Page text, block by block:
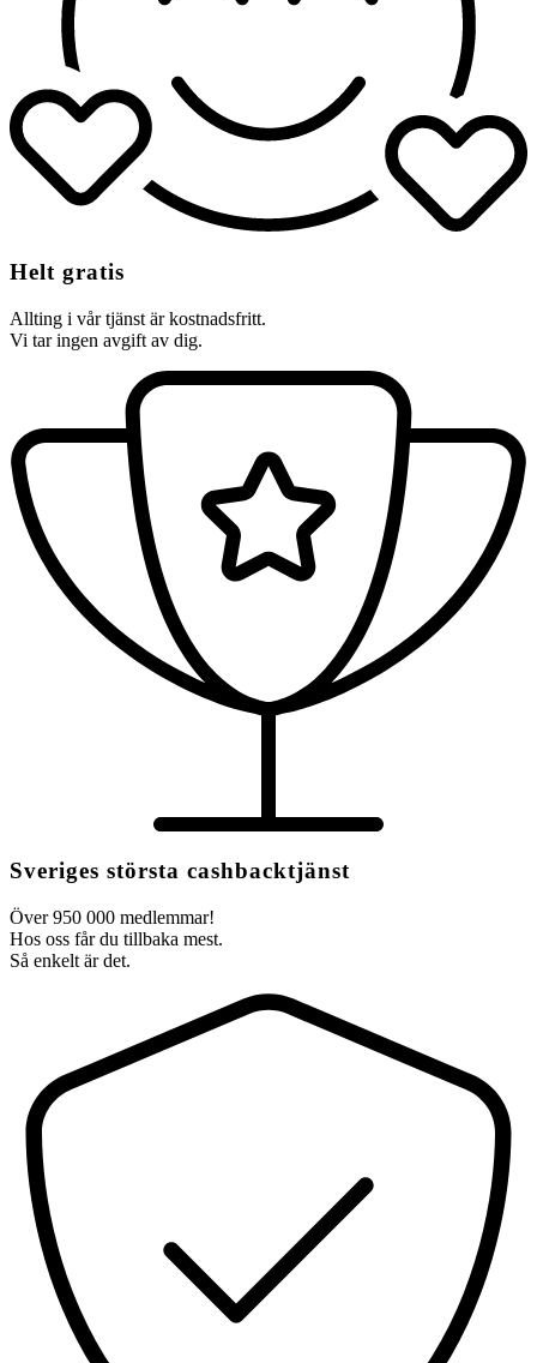
Helt gratis
Allting i vår tjänst är kostnadsfritt.
Vi tar ingen avgift av dig.
Sveriges största cashbacktjänst
Över 950 000 medlemmar!
Hos oss får du tillbaka mest.
Så enkelt är det.